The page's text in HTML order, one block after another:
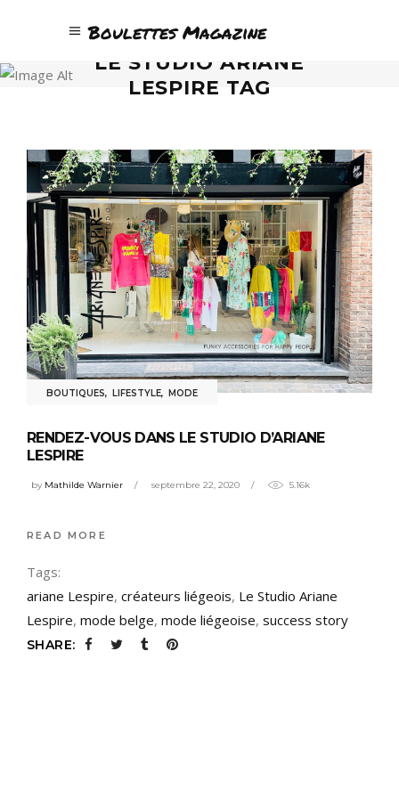
Boulettes Magazine
LE STUDIO ARIANE
LESPIRE TAG
BOUTIQUES, LIFESTYLE, MODE
RENDEZ-VOUS DANS LE STUDIO D’ARIANE
LESPIRE
by Mathilde Warnier septembre 22, 2020 5.16k
READ MORE
Tags:
ariane Lespire, créateurs liégeois, Le Studio Ariane
Lespire, mode belge, mode liégeoise, success story
SHARE: